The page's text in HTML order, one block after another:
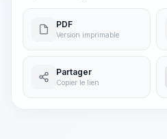
PDF
Version imprimable
Partager
Copier le lien